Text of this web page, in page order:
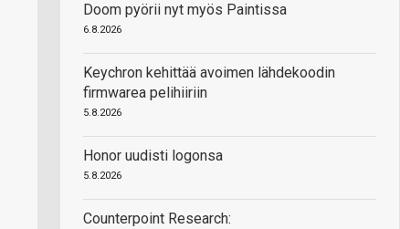
Doom pyörii nyt myös Paintissa
6.8.2026
Keychron kehittää avoimen lähdekoodin
firmwarea pelihiiriin
5.8.2026
Honor uudisti logonsa
5.8.2026
Counterpoint Research: